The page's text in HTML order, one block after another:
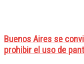
Buenos Aires se
prohibir el uso de